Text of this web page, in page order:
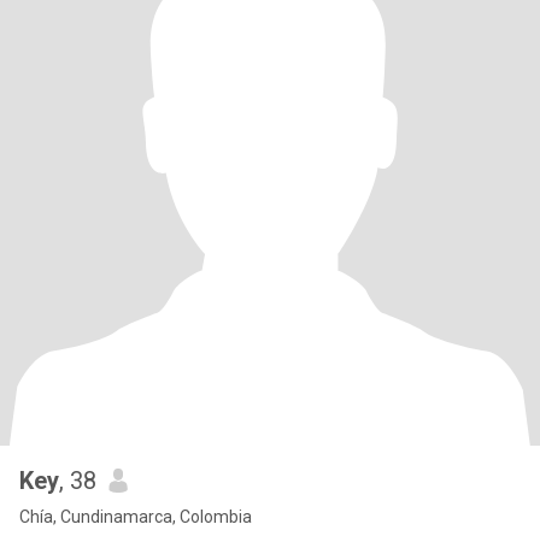
Key, 38
Chía, Cundinamarca, Colombia